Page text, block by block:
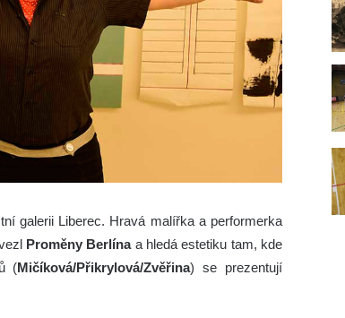
galerii Liberec. Hravá malířka a performerka
Proměny Berlínaa hledá estetiku tam, kde
(Mičíková/Přikrylová/Zvěřina) se prezentují